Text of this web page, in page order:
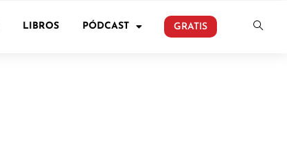
LIBROS PÓDCAST GRATIS